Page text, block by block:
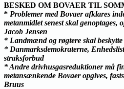
BESKED OM BOVAER TIL
* Problemer med Bovaer afklares
metanmidlet senest skal genoptages,
Jacob Jensen
* Landmænd og røgtere skal
* Danmarksdemokraterne,
straksforbud
* Andre drivhusgasreduktioner må
metansænkende Bovaer opgives,
Bruus